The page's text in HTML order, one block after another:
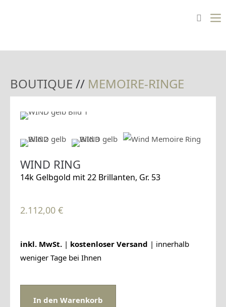
BOUTIQUE // MEMOIRE-RINGE
WIND RING
14k Gelbgold mit 22 Brillanten, Gr. 53
2.112,00 €
inkl. MwSt. | kostenloser Versand | innerhalb
weniger Tage bei Ihnen